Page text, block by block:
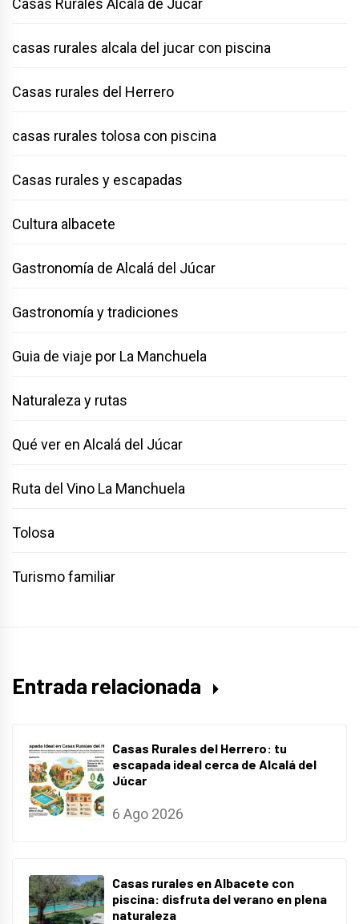
Casas Rurales Alcalá de Júcar
casas rurales alcala del jucar con piscina
Casas rurales del Herrero
casas rurales tolosa con piscina
Casas rurales y escapadas
Cultura albacete
Gastronomía de Alcalá del Júcar
Gastronomía y tradiciones
Guia de viaje por La Manchuela
Naturaleza y rutas
Qué ver en Alcalá del Júcar
Ruta del Vino La Manchuela
Tolosa
Turismo familiar
Entrada relacionada
Casas Rurales del Herrero: tu
escapada ideal cerca de Alcalá del
Júcar
6 Ago 2026
Casas rurales en Albacete con
piscina: disfruta del verano en plena
naturaleza